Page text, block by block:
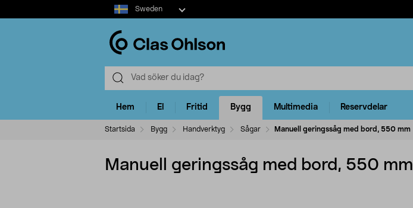
Select
market
Sweden
Hem El Fritid Bygg Multimedia Reservdelar
Startsida Bygg Handverktyg Sågar Manuell geringssåg med bord, 550 mm
Manuell geringssåg med bord, 550 mm